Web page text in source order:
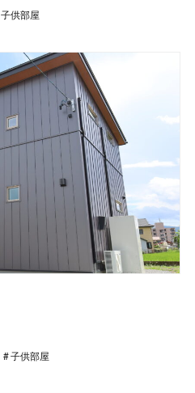
子供部屋
子供部屋